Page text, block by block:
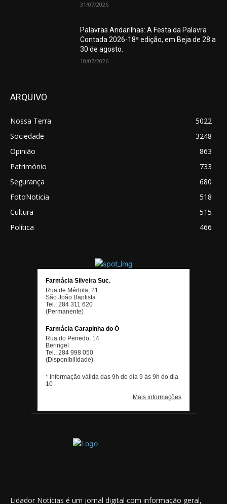
31/07/2026
Palavras Andarilhas: A Festa da Palavra
Contada 2026-18ª edição, em Beja de 28 a
30 de agosto.
10/07/2026
ARQUIVO
Nossa Terra
5022
Sociedade
3248
Opinião
863
Património
733
Segurança
680
FotoNoticia
518
Cultura
515
Política
466
Lidador Notícias é um jornal digital com informação geral,